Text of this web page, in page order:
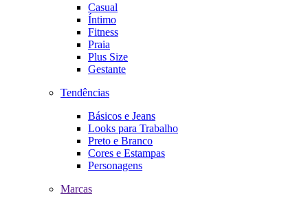
Casual
Íntimo
Fitness
Praia
Plus Size
Gestante
Tendências
Básicos e Jeans
Looks para Trabalho
Preto e Branco
Cores e Estampas
Personagens
Marcas